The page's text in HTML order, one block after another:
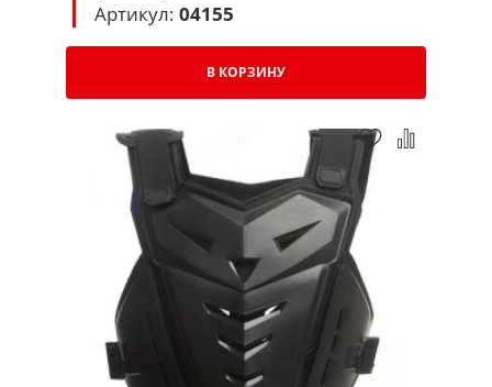
Артикул: 04155
В КОРЗИНУ